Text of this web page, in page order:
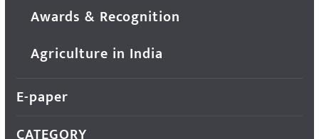
Awards & Recognition
Agriculture in India
E-paper